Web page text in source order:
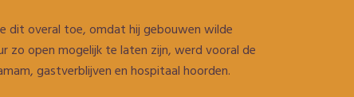
dit overal toe, omdat hij gebouwen wilde
zo open mogelijk te laten zijn, werd vooral de
gastverblijven en hospitaal hoorden.